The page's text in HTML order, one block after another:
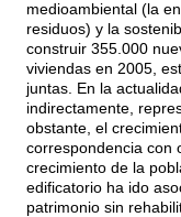
medioambiental (la
residuos) y la
construir 355.000
viviendas en 2005,
juntas. En la
indirectamente,
obstante, el
correspondencia con
crecimiento de la
edificatorio ha ido
patrimonio sin